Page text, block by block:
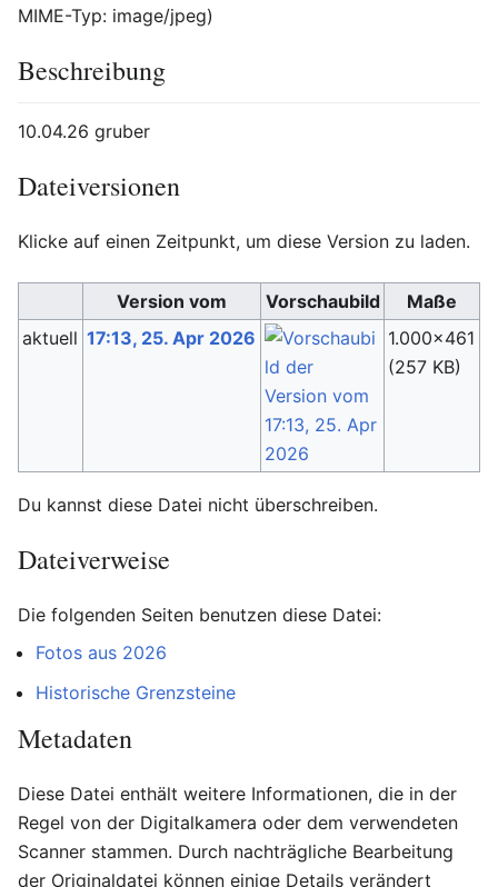
MIME-Typ: image/jpeg)
Beschreibung
10.04.26 gruber
Dateiversionen
Klicke auf einen Zeitpunkt, um diese Version zu laden.
Version vom Vorschaubild
Maße
aktuell 17:13, 25. Apr 2026
1.000×461
(257 KB)
Du kannst diese Datei nicht überschreiben.
Dateiverweise
Die folgenden Seiten benutzen diese Datei:
Fotos aus 2026
Historische Grenzsteine
Metadaten
Diese Datei enthält weitere Informationen, die in der
Regel von der Digitalkamera oder dem verwendeten
Scanner stammen. Durch nachträgliche Bearbeitung
der Originaldatei können einige Details verändert